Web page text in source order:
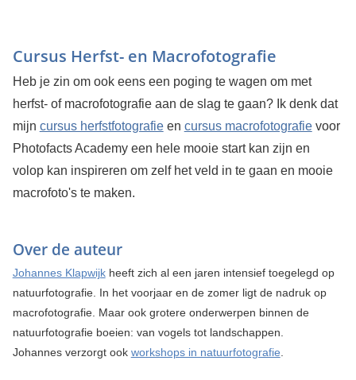
Cursus Herfst- en Macrofotografie
Heb je zin om ook eens een poging te wagen om met
herfst- of macrofotografie aan de slag te gaan? Ik denk dat
mijn cursus herfstfotografieen cursus macrofotografievoor
Photofacts Academy een hele mooie start kan zijn en
volop kan inspireren om zelf het veld in te gaan en mooie
macrofoto's te maken.
Over de auteur
Johannes Klapwijkheeft zich al een jaren intensief toegelegd op
natuurfotografie. In het voorjaar en de zomer ligt de nadruk op
macrofotografie. Maar ook grotere onderwerpen binnen de
natuurfotografie boeien: van vogels tot landschappen.
Johannes verzorgt ook workshops in natuurfotografie